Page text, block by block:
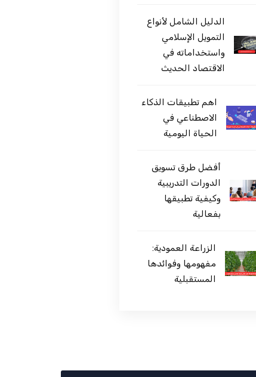
الدليل الشامل لأنواع
التمويل الإسلامي
واستخداماته في
الاقتصاد الحديث
اهم تطبيقات الذكاء
الاصطناعي في
الحياة اليومية
أفضل طرق تسويق
الدورات التدريبية
وكيفية تطبيقها
بفعالية
الزراعة العمودية:
مفهومها وفوائدها
المستقبلية